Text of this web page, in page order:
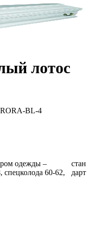
лотос
BL-4
одежды –
спецколода 60-62,
стан
дарт